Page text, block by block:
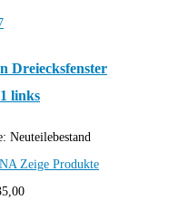
Dreiecksfenster
links
Neuteilebestand
Zeige Produkte